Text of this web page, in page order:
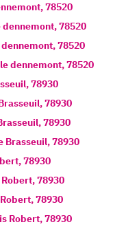
,78520
,78520
,78520
dennemont,78520
,78930
,78930
,78930
Brasseuil,78930
,78930
,78930
,78930
Robert,78930